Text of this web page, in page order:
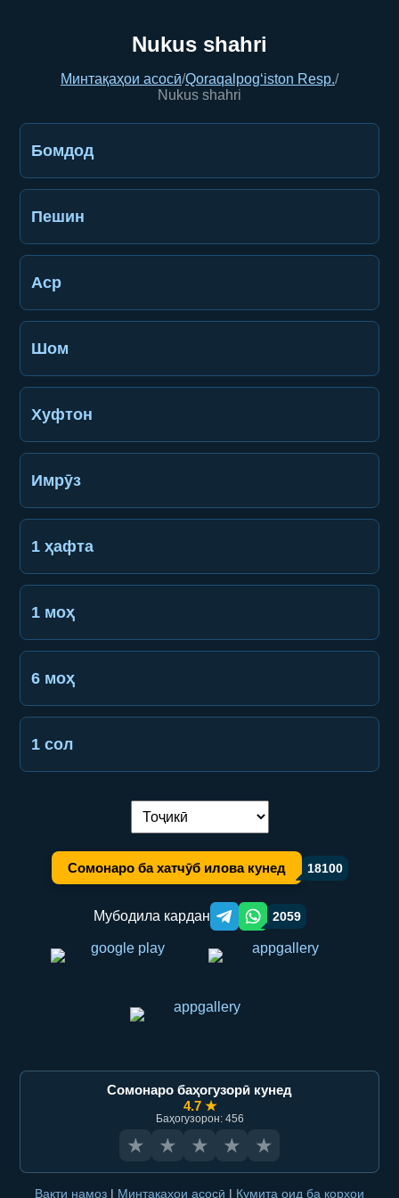
Nukus shahri
Минтақаҳои асосӣ/Qoraqalpog‘iston Resp./
Nukus shahri
Бомдод
Пешин
Аср
Шом
Хуфтон
Имрӯз
1 ҳафта
1 моҳ
6 моҳ
1 сол
Иваз кардани забон:
Сомонаро ба хатчӯб илова кунед 18100
Мубодила кардан Telegram orqali ulashish
WhatsApp orqali ulashish
2059
Сомонаро баҳогузорӣ кунед
4.7 ★
Баҳогузорон: 456
★ ★ ★ ★ ★
Вақти намоз | Минтақаҳои асосӣ | Кумита оид ба корҳои